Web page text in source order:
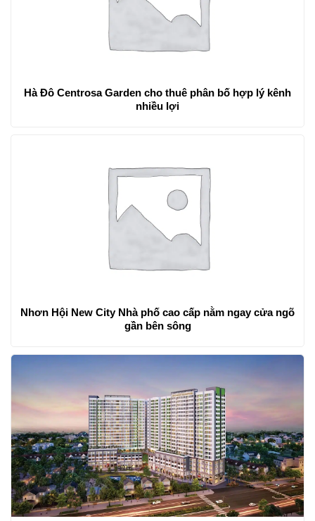
Hà Đô Centrosa Garden cho thuê phân bố hợp lý kênh
nhiều lợi
Nhơn Hội New City Nhà phố cao cấp nằm ngay cửa ngõ
gần bên sông